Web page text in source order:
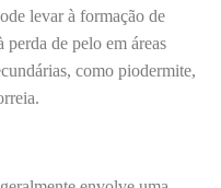
levar à formação de
perda de pelo em áreas
como piodermite,